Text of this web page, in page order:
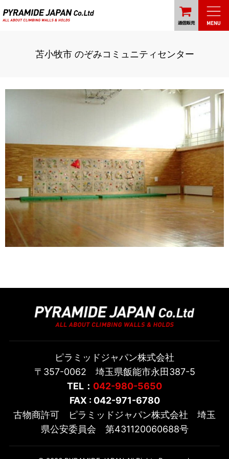
苫小牧市 のぞみコミュニティセンター
ピラミッドジャパン株式会社
〒357-0062 埼玉県飯能市永田387-5
TEL： 042-980-5650
FAX : 042-971-6780
古物商許可 ピラミッドジャパン株式会社 埼玉
県公安委員会 第431120060688号